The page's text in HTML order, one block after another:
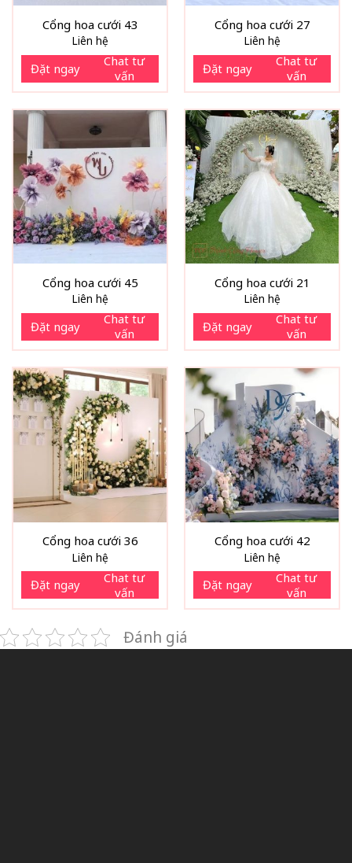
Cổng hoa cưới 43
Liên hệ
Đặt ngay
Chat tư
vấn
Cổng hoa cưới 27
Liên hệ
Đặt ngay
Chat tư
vấn
Cổng hoa cưới 45
Liên hệ
Đặt ngay
Chat tư
vấn
Cổng hoa cưới 21
Liên hệ
Đặt ngay
Chat tư
vấn
Cổng hoa cưới 36
Liên hệ
Đặt ngay
Chat tư
vấn
Cổng hoa cưới 42
Liên hệ
Đặt ngay
Chat tư
vấn
Đánh giá